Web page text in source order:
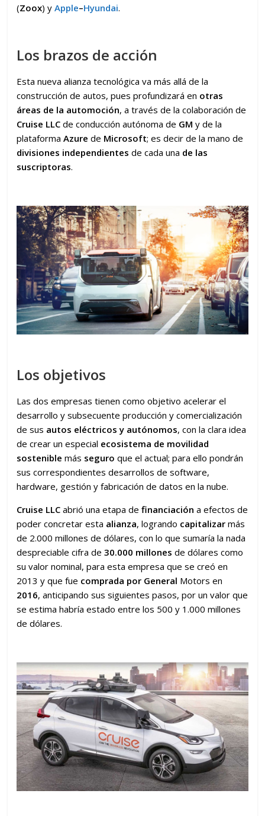
(Zoox) yApple–Hyundai.
Los brazos de acción
Esta nueva alianza tecnológica va más allá de la
construcción de autos, pues profundizará en otras
áreas de la automoción, a través de la colaboración de
Cruise LLCde conducción autónoma de GMy de la
plataformaAzurede Microsoft; es decir de la mano de
divisiones independientes de cada una de las
suscriptoras.
Los objetivos
Las dos empresas tienen como objetivo acelerar el
desarrollo y subsecuente producción y comercialización
de sus autos eléctricos y autónomos, con la clara idea
de crear un especial ecosistema de movilidad
sostenible más seguro que el actual; para ello pondrán
sus correspondientes desarrollos de software,
hardware, gestión y fabricación de datos en la nube.
Cruise LLC abrió una etapa definanciacióna efectos de
poder concretar esta alianza, logrando capitalizar más
de 2.000 millones de dólares, con lo que sumaría la nada
despreciable cifra de30.000 millones de dólares como
su valor nominal, para esta empresa que se creó en
2013 y que fue comprada por General Motors en
2016, anticipando sus siguientes pasos, por un valor que
se estima habría estado entre los 500 y 1.000 millones
de dólares.